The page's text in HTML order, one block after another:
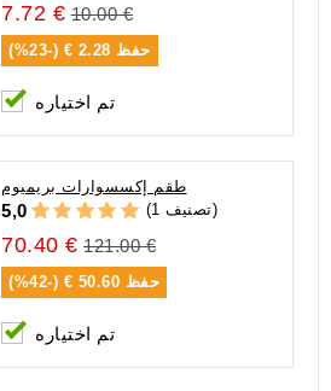
7.72 € 10.00 €
حفظ 2.28 € (-23%)
تم اختياره
طقم إكسسوارات بريميوم
5,0 (1 تصنيف)
70.40 € 121.00 €
حفظ 50.60 € (-42%)
تم اختياره